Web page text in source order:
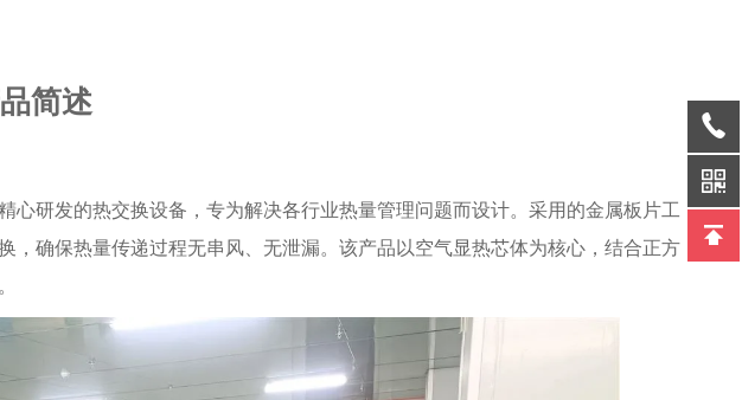
简述
心研发的热交换设备，专为解决各行业热量管理问题而设计。采用的金属板片工
，确保热量传递过程无串风、无泄漏。该产品以空气显热芯体为核心，结合正方